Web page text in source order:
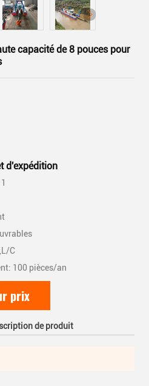
capacité de 8 pouces pour
d'expédition
C
100 pièces/an
prix
de produit